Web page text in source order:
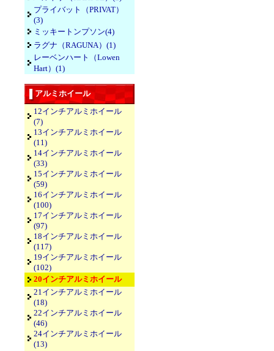
プライバット（PRIVAT）
(3)
ミッキートンプソン(4)
ラグナ（RAGUNA）(1)
レーベンハート（Lowen
Hart）(1)
アルミホイール
12インチアルミホイール
(7)
13インチアルミホイール
(11)
14インチアルミホイール
(33)
15インチアルミホイール
(59)
16インチアルミホイール
(100)
17インチアルミホイール
(97)
18インチアルミホイール
(117)
19インチアルミホイール
(102)
20インチアルミホイール
21インチアルミホイール
(18)
22インチアルミホイール
(46)
24インチアルミホイール
(13)